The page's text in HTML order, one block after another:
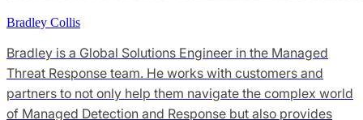
Bradley Collis
Bradley is a Global Solutions Engineer in the Managed
Threat Response team. He works with customers and
partners to not only help them navigate the complex world
of Managed Detection and Response but also provides